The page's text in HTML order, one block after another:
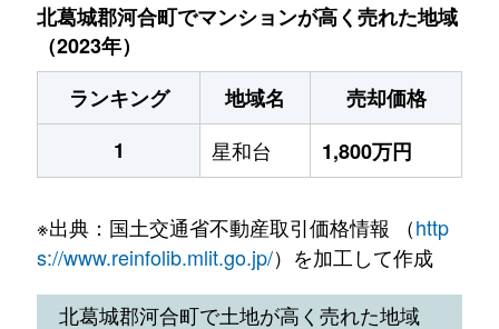
北葛城郡河合町でマンションが高く売れた地域
（2023年）
ランキング
地域名
売却価格
1
星和台 1,800万円
※出典：国土交通省不動産取引価格情報 （http
s://www.reinfolib.mlit.go.jp/）を加工して作成
北葛城郡河合町で土地が高く売れた地域